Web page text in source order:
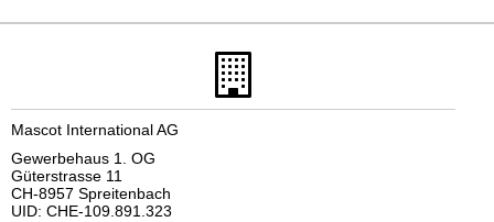
Mascot International AG
Gewerbehaus 1. OG
Güterstrasse 11
CH-8957 Spreitenbach
UID: CHE-109.891.323